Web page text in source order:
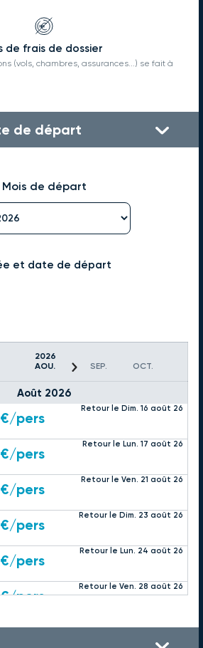
de frais de dossier
(vols, chambres, assurances...) se fait à
de départ
Mois de départ
et date de départ
2026
AOU.
SEP. OCT.
Août 2026
/pers
Retour le Dim. 16 août 26
/pers
Retour le Lun. 17 août 26
/pers
Retour le Ven. 21 août 26
/pers
Retour le Dim. 23 août 26
/pers
Retour le Lun. 24 août 26
/pers
Retour le Ven. 28 août 26
/pers